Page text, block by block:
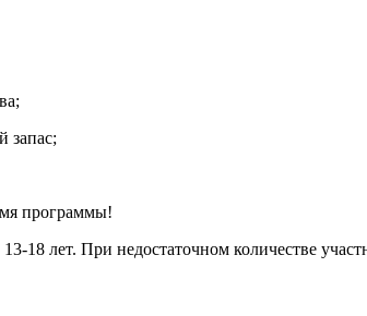
запас;
программы!
18 лет. При недостаточном количестве